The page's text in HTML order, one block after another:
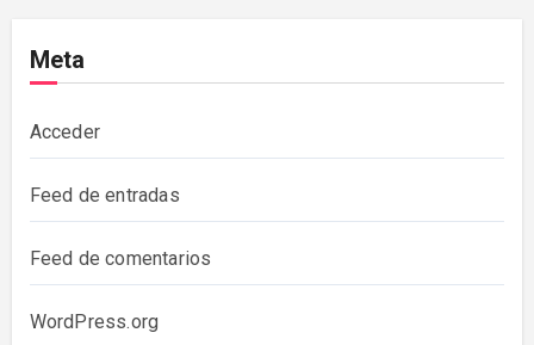
Meta
Acceder
Feed de entradas
Feed de comentarios
WordPress.org